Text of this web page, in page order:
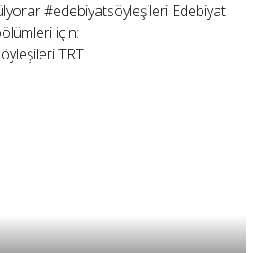
#edebiyatsöyleşileri Edebiyat
için:
TRT...